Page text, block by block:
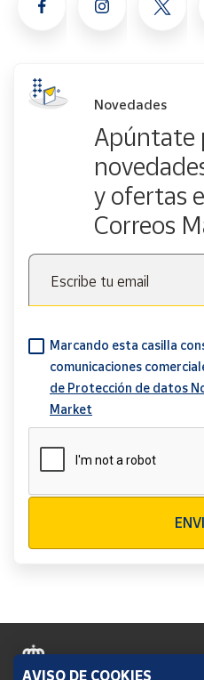
Novedades
Apúntate
y ofertas
Correos
Escribe tu email
Marcando esta casilla
comunicaciones
de Protección de datos
Market
AVISO DE COOKIES